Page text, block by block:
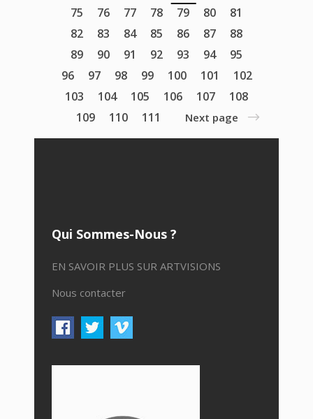
75
76 77 78 79 80
81
82
83 84 85 86 87
88
89
90 91 92 93 94
95
96
97 98 99 100 101
102
103
104 105 106 107
108
109
110 111 Next page
Qui Sommes-Nous ?
EN SAVOIR PLUS SUR ARTVISIONS
Nous contacter